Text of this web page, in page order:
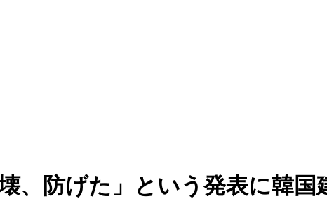
、防げた」という発表に韓国